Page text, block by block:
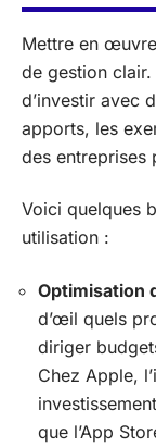
Mettre en
de gestion clair.
d’investir avec
apports, les
des entreprises
Voici quelques
utilisation :
Optimisation
d’œil quels
diriger
Chez Apple,
que l’App